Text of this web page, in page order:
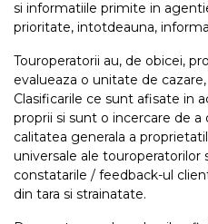
si informatiile primite in
prioritate, intotdeauna,
Touroperatorii au, de obicei,
evalueaza o unitate de
Clasificarile ce sunt afisate in
proprii si sunt o incercare de
calitatea generala a
universale ale touroperatorilor
constatarile / feedback-ul
din tara si strainatate.